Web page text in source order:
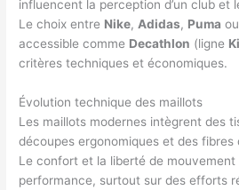
influencent la perception d’un club et
Le choix entre Nike, Adidas, Puma
accessible comme Decathlon (ligne
critères techniques et économiques.
Évolution technique des maillots
Les maillots modernes intègrent des
découpes ergonomiques et des fibres
Le confort et la liberté de mouvement
performance, surtout sur des efforts